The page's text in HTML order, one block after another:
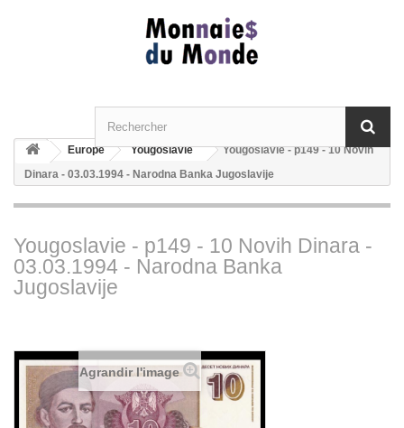
Europe Yougoslavie
Yougoslavie - p149 - 10 Novih
Dinara - 03.03.1994 - Narodna Banka Jugoslavije
Yougoslavie - p149 - 10 Novih Dinara -
03.03.1994 - Narodna Banka
Jugoslavije
Agrandir l'image